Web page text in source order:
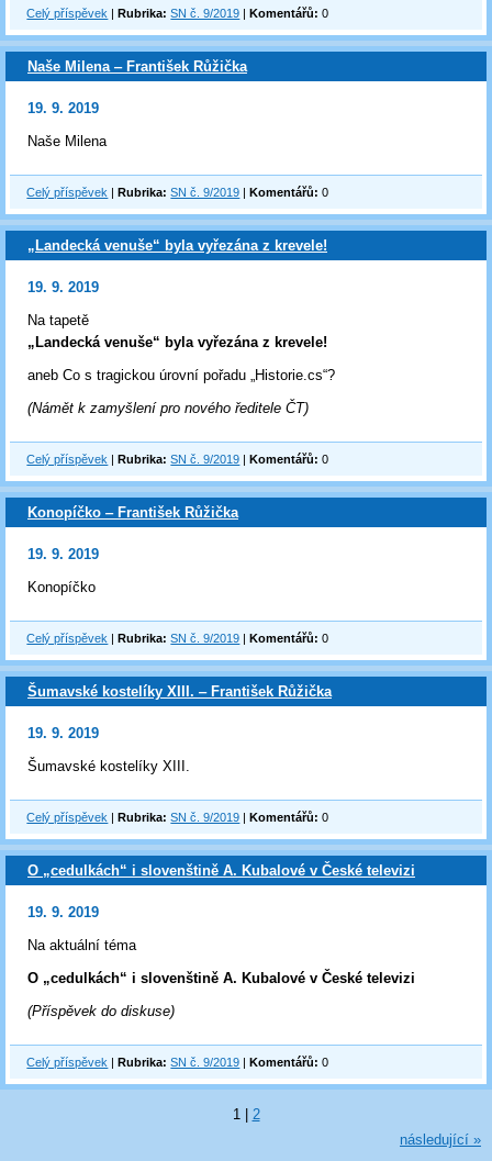
Celý příspěvek |Rubrika: SN č. 9/2019 |Komentářů: 0
Naše Milena ‒ František Růžička
19. 9. 2019
Naše Milena
Celý příspěvek |Rubrika: SN č. 9/2019 |Komentářů: 0
„Landecká venuše“ byla vyřezána z krevele!
19. 9. 2019
Na tapetě
„Landecká venuše“ byla vyřezána z krevele!
aneb Co s tragickou úrovní pořadu „Historie.cs“?
(Námět k zamyšlení pro nového ředitele ČT)
Celý příspěvek |Rubrika: SN č. 9/2019 |Komentářů: 0
Konopíčko ‒ František Růžička
19. 9. 2019
Konopíčko
Celý příspěvek |Rubrika: SN č. 9/2019 |Komentářů: 0
Šumavské kostelíky XIII. ‒ František Růžička
19. 9. 2019
Šumavské kostelíky XIII.
Celý příspěvek |Rubrika: SN č. 9/2019 |Komentářů: 0
O „cedulkách“ i slovenštině A. Kubalové v České televizi
19. 9. 2019
Na aktuální téma
O „cedulkách“ i slovenštině A. Kubalové v České televizi
(Příspěvek do diskuse)
Celý příspěvek |Rubrika: SN č. 9/2019 |Komentářů: 0
1
2
následující »